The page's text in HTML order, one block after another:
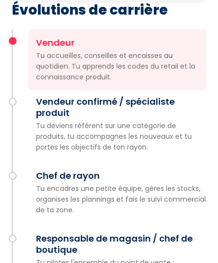
Évolutions de carrière
Vendeur
Tu accueilles, conseilles et encaisses au
quotidien. Tu apprends les codes du retail et la
connaissance produit.
Vendeur confirmé / spécialiste
produit
Tu deviens référent sur une catégorie de
produits, tu accompagnes les nouveaux et tu
portes les objectifs de ton rayon.
Chef de rayon
Tu encadres une petite équipe, gères les stocks,
organises les plannings et fais le suivi commercial
de ta zone.
Responsable de magasin / chef de
boutique